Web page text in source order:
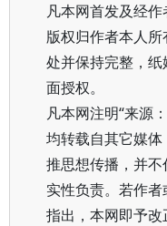
凡本网首发及经
版权归作者本人
处并保持完整，
面授权。
凡本网注明“来源
均转载自其它媒
推思想传播，并
实性负责。若作
指出，本网即予改